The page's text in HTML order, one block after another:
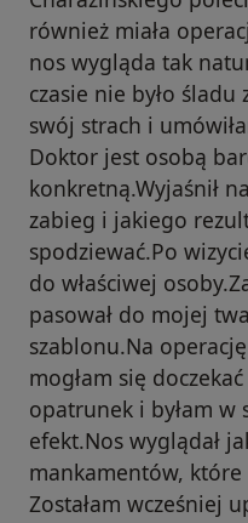
również miała
nos wygląda tak
czasie nie było śladu
swój strach i
Doktor jest osobą
konkretną.Wyjaśnił
zabieg i jakiego
spodziewać.Po
do właściwej
pasował do mojej
szablonu.Na
mogłam się
opatrunek i byłam w
efekt.Nos wyglądał
mankamentów, które
Zostałam wcześniej